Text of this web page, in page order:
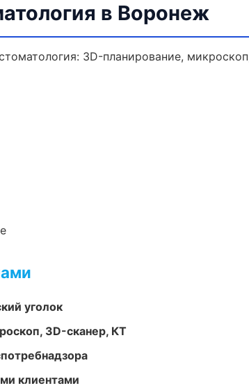
в Воронеж
3D-планирование,
уголок
3D-сканер, КТ
клиентами